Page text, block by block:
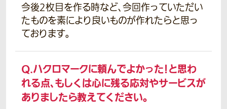
今後2枚目を作る時など、今回作っていただい
たものを素により良いものが作れたらと思っ
ております。
Q.ハクロマークに頼んでよかった！と思わ
れる点、もしくは心に残る応対やサービスが
ありましたら教えてください。